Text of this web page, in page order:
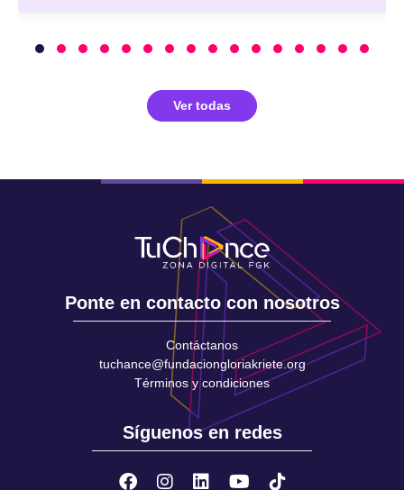
Ver todas
Ponte en contacto con nosotros
Contáctanos
tuchance@fundaciongloriakriete.org
Términos y condiciones
Síguenos en redes